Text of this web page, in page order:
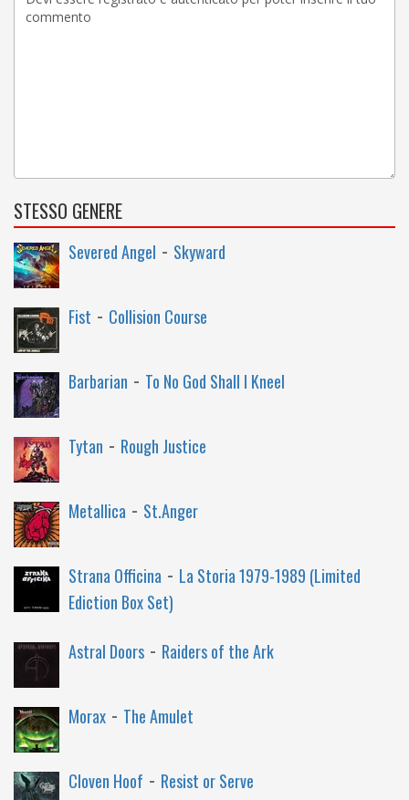
STESSO GENERE
Severed Angel - Skyward
Fist - Collision Course
Barbarian - To No God Shall I Kneel
Tytan - Rough Justice
Metallica - St.Anger
Strana Officina - La Storia 1979-1989 (Limited
Ediction Box Set)
Astral Doors - Raiders of the Ark
Morax - The Amulet
Cloven Hoof - Resist or Serve